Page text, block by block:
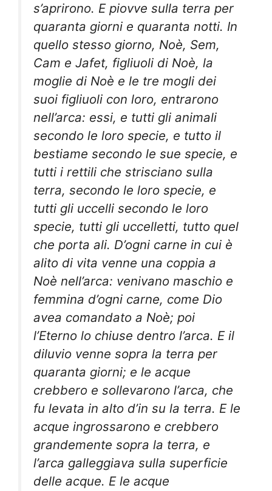
s’aprirono. E piovve sulla terra per
quaranta giorni e quaranta notti. In
quello stesso giorno, Noè, Sem,
Cam e Jafet, figliuoli di Noè, la
moglie di Noè e le tre mogli dei
suoi figliuoli con loro, entrarono
nell’arca: essi, e tutti gli animali
secondo le loro specie, e tutto il
bestiame secondo le sue specie, e
tutti i rettili che strisciano sulla
terra, secondo le loro specie, e
tutti gli uccelli secondo le loro
specie, tutti gli uccelletti, tutto quel
che porta ali. D’ogni carne in cui è
alito di vita venne una coppia a
Noè nell’arca: venivano maschio e
femmina d’ogni carne, come Dio
avea comandato a Noè; poi
l’Eterno lo chiuse dentro l’arca. E il
diluvio venne sopra la terra per
quaranta giorni; e le acque
crebbero e sollevarono l’arca, che
fu levata in alto d’in su la terra. E le
acque ingrossarono e crebbero
grandemente sopra la terra, e
l’arca galleggiava sulla superficie
delle acque. E le acque